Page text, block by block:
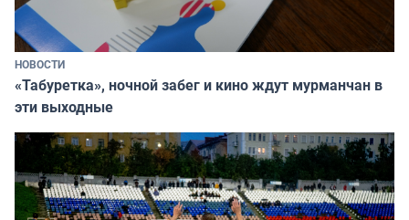
НОВОСТИ
«Табуретка», ночной забег и кино ждут мурманчан в
эти выходные